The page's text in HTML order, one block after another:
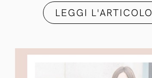
LEGGI L'ARTICOLO